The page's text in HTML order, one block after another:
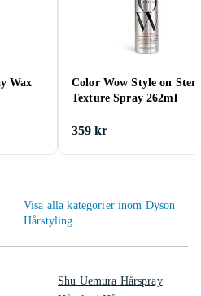
Wax
Color Wow Style on
Texture Spray 262ml
359 kr
Visa alla kategorier inom Dyson
Hårstyling
Shu Uemura Hårspray